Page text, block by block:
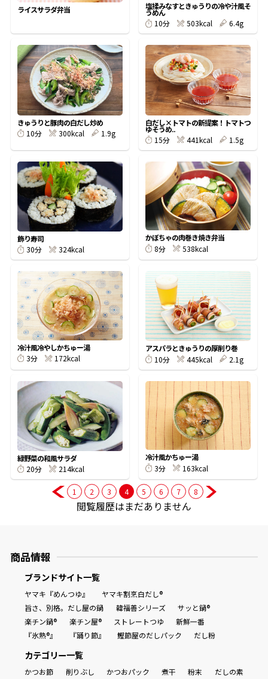
『踊り節』
鰹節屋の
だしパック
だし粉
商品情報一覧
おすすめサイト
新鮮一番
氷熟®︎
だしパック
ライスサラダ弁当 塩揉みなすときゅうりの冷や汁風そ
うめん
10分
503kcal 6.4g
きゅうりと豚肉の白だし炒め
10分
300kcal 1.9g
白だし×トマトの新提案！トマトつ
ゆそうめ..
15分
441kcal 1.5g
飾り寿司
30分
324kcal
かぼちゃの肉巻き焼き弁当
8分
538kcal
冷汁風冷やしかちゅー湯
3分
172kcal
アスパラときゅうりの厚削り巻
10分
445kcal 2.1g
緑野菜の和風サラダ
20分
214kcal
冷汁風かちゅー湯
3分
163kcal
1 2 3 4 5 6 7 8
閲覧履歴はまだありません
商品情報
ブランドサイト一覧
ヤマキ『めんつゆ』
ヤマキ割烹白だし®
旨さ、別格。だし屋の鍋
韓福善シリーズ
サッと鍋®
楽チン鍋®
楽チン屋® ストレートつゆ
新鮮一番
『氷熟®』
『踊り節』 鰹節屋のだしパック だし粉
カテゴリー一覧
かつお節 削りぶし かつおパック 煮干 粉末
だしの素